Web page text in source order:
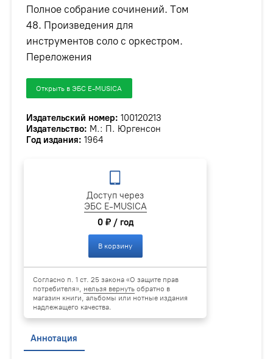
Полное собрание сочинений. Том
48. Произведения для
инструментов соло с оркестром.
Переложения
Открыть в ЭБС E-MUSICA
Издательский номер: 100120213
Издательство: М.: П. Юргенсон
Год издания: 1964
Доступ через
ЭБС E-MUSICA
0 ₽ / год
В корзину
Согласно п. 1 ст. 25 закона «О защите прав
потребителя», нельзя вернуть обратно в
магазин книги, альбомы или нотные издания
надлежащего качества.
Аннотация